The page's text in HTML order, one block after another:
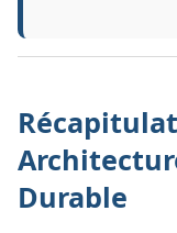
Durable